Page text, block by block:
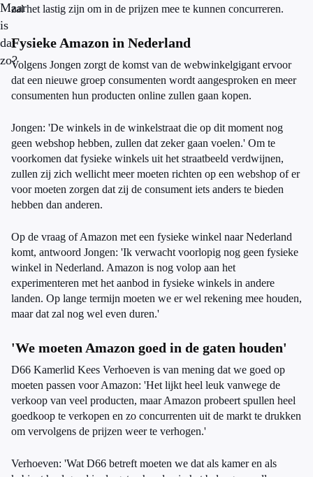
Maar
is
dat
zo?
zal het lastig zijn om in de prijzen mee te kunnen concurreren.
Fysieke Amazon in Nederland
Volgens Jongen zorgt de komst van de webwinkelgigant ervoor
dat een nieuwe groep consumenten wordt aangesproken en meer
consumenten hun producten online zullen gaan kopen.
Jongen: 'De winkels in de winkelstraat die op dit moment nog
geen webshop hebben, zullen dat zeker gaan voelen.' Om te
voorkomen dat fysieke winkels uit het straatbeeld verdwijnen,
zullen zij zich wellicht meer moeten richten op een webshop of er
voor moeten zorgen dat zij de consument iets anders te bieden
hebben dan anderen.
Op de vraag of Amazon met een fysieke winkel naar Nederland
komt, antwoord Jongen: 'Ik verwacht voorlopig nog geen fysieke
winkel in Nederland. Amazon is nog volop aan het
experimenteren met het aanbod in fysieke winkels in andere
landen. Op lange termijn moeten we er wel rekening mee houden,
maar dat zal nog wel even duren.'
'We moeten Amazon goed in de gaten houden'
D66 Kamerlid Kees Verhoeven is van mening dat we goed op
moeten passen voor Amazon: 'Het lijkt heel leuk vanwege de
verkoop van veel producten, maar Amazon probeert spullen heel
goedkoop te verkopen en zo concurrenten uit de markt te drukken
om vervolgens de prijzen weer te verhogen.'
Verhoeven: 'Wat D66 betreft moeten we dat als kamer en als